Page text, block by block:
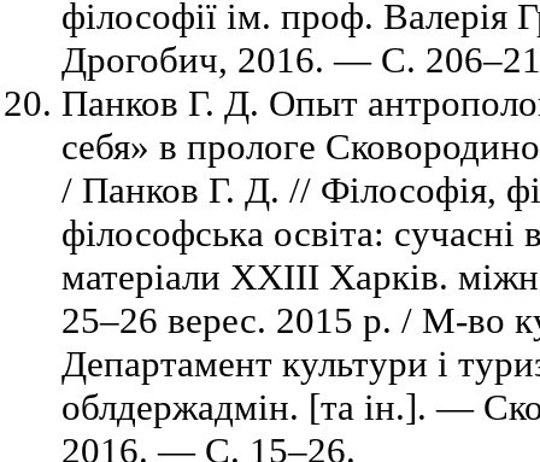
філософії ім. проф.
Дрогобич, 2016. — C.
Панков Г. Д. Опыт
себя» в прологе
/ Панков Г. Д. // Філософія,
філософська освіта:
матеріали ХХІІІ Харків.
25–26 верес. 2015 р. / М-во
Департамент культури і
облдержадмін. [та ін.]. —
2016. — C. 15–26.